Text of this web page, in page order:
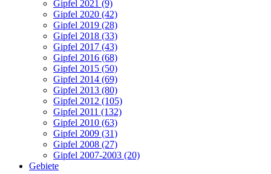
Gipfel 2021 (9)
Gipfel 2020 (42)
Gipfel 2019 (28)
Gipfel 2018 (33)
Gipfel 2017 (43)
Gipfel 2016 (68)
Gipfel 2015 (50)
Gipfel 2014 (69)
Gipfel 2013 (80)
Gipfel 2012 (105)
Gipfel 2011 (132)
Gipfel 2010 (63)
Gipfel 2009 (31)
Gipfel 2008 (27)
Gipfel 2007-2003 (20)
Gebiete